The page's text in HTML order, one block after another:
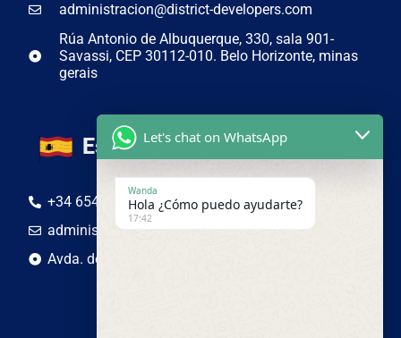
administracion@district-developers.com
Rúa Antonio de Albuquerque, 330, sala 901-
Savassi, CEP 30112-010. Belo Horizonte, minas
gerais
España
+34 654 50 19 44
administracion@district-developers.com
Avda. de Adolfo Suarez 4-6, Lugo, España. 27001
Let's chat on WhatsApp
Wanda
Hola ¿Cómo puedo ayudarte?
17:42